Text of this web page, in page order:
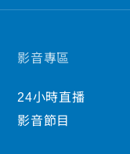
影音專區
24小時直播
影音節目